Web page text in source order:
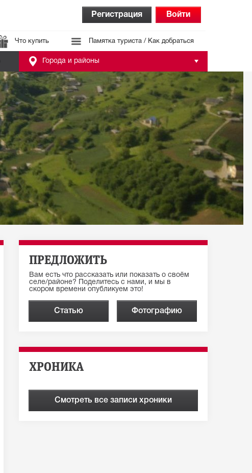
Регистрация Войти
Что купить Памятка туриста / Как добраться
Города и районы
ПРЕДЛОЖИТЬ
Вам есть что рассказать или показать о своём
селе/районе? Поделитесь с нами, и мы в
скором времени опубликуем это!
Статью Фотографию
ХРОНИКА
Смотреть все записи хроники